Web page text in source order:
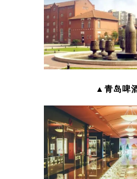
▲青岛啤